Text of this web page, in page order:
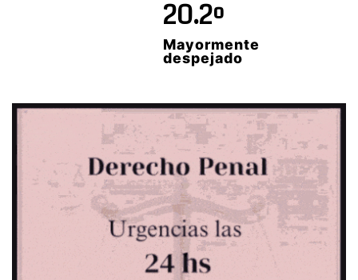
20.2º
Mayormente
despejado